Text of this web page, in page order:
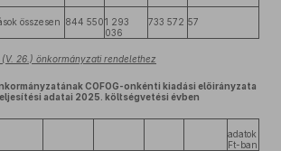
összesen 844 5501 293
036
733 572 57
26.) önkormányzati rendelethez
COFOG-onkénti kiadási előirányzata
adatai 2025. költségvetési évben
adatok
Ft-ban